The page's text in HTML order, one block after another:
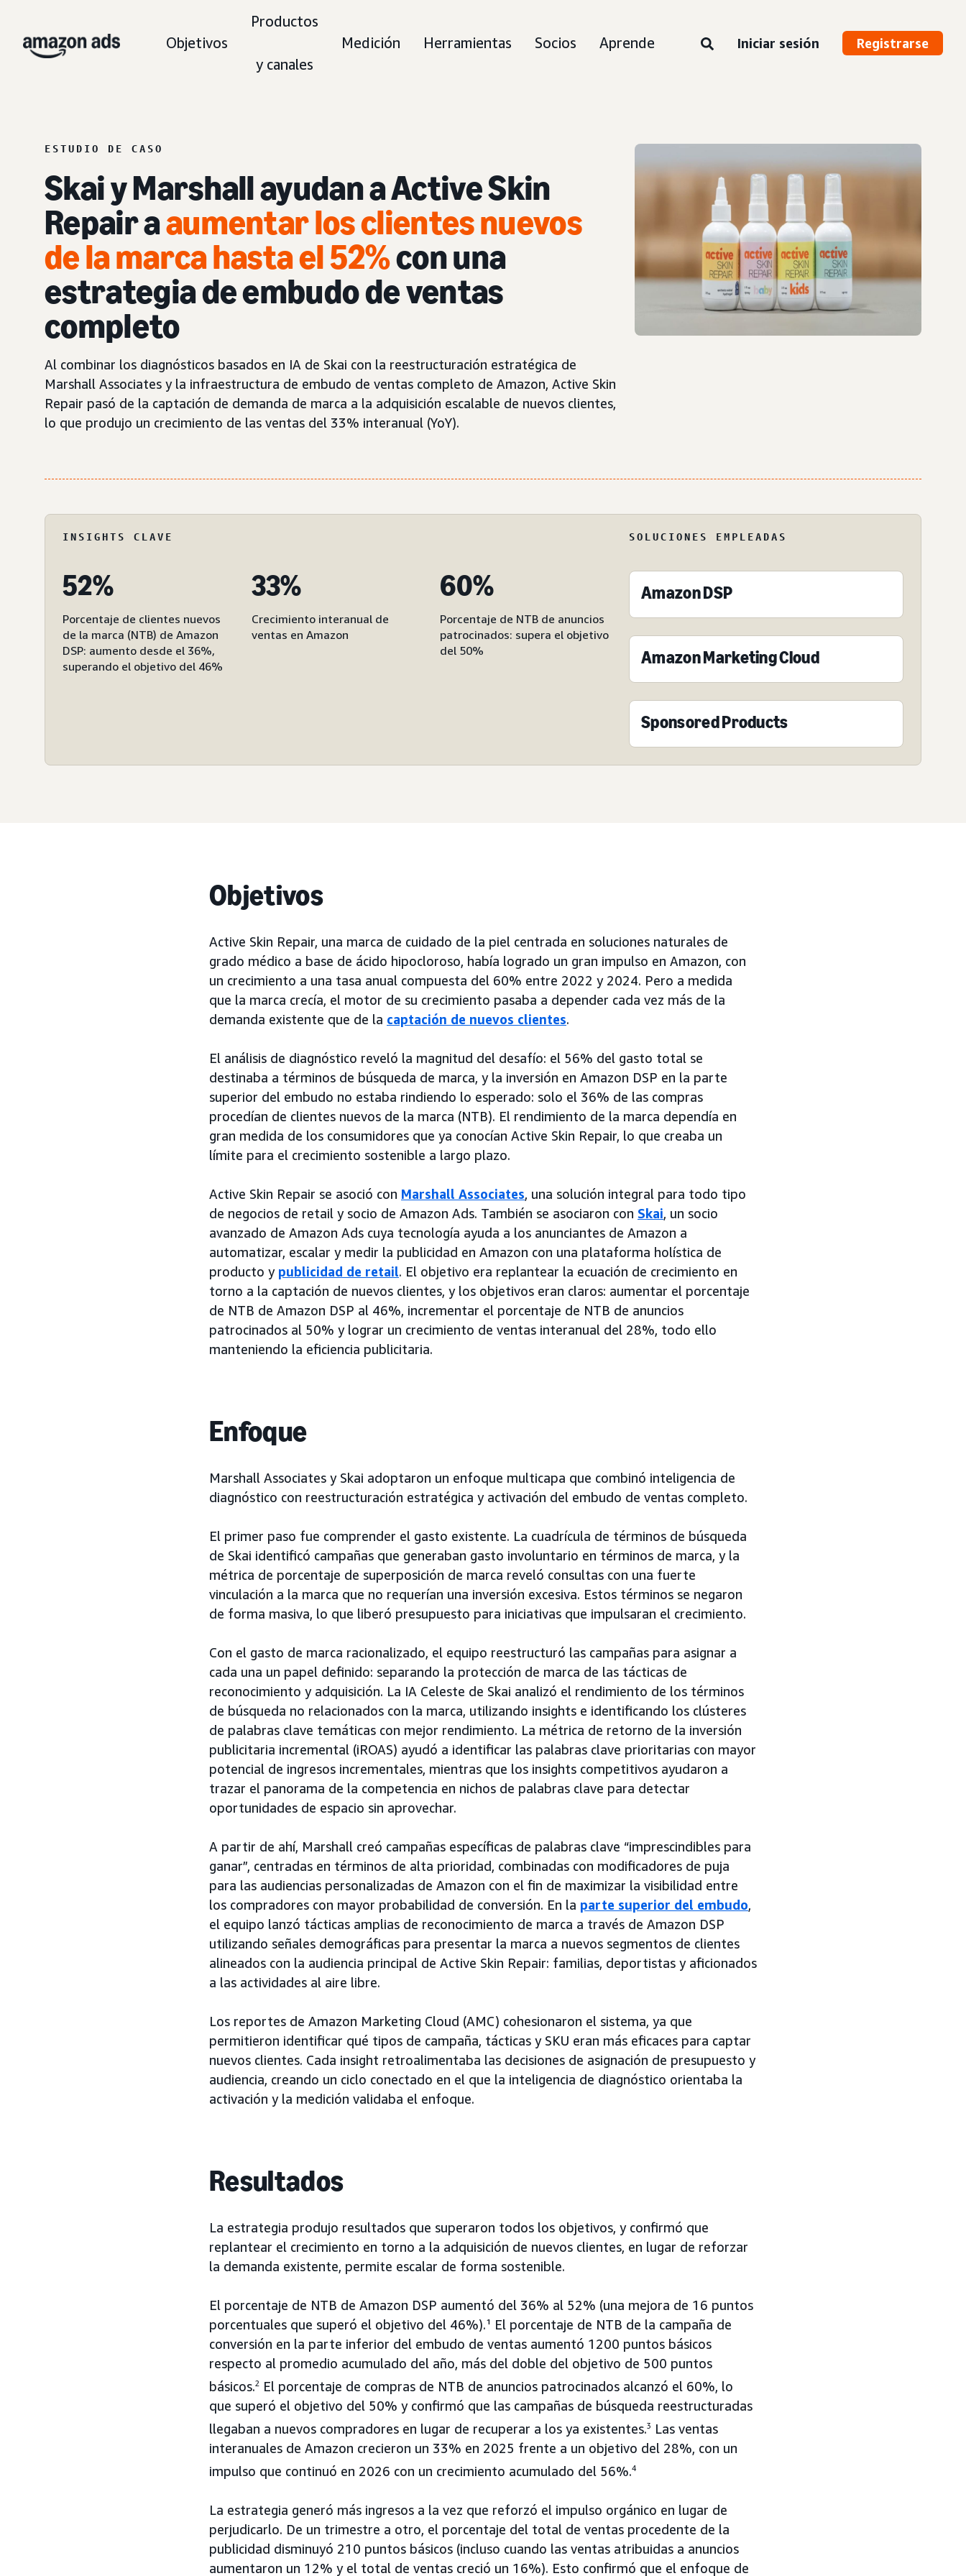
Objetivos
Productos
y canales
Medición Herramientas Socios Aprende Iniciar sesión Registrarse
ESTUDIO DE CASO
Skai y Marshall ayudan a Active Skin
Repair aaumentar los clientes nuevos
de la marca hasta el 52%con una
estrategia de embudo de ventas
completo
Al combinar los diagnósticos basados en IA de Skai con la reestructuración estratégica de
Marshall Associates y la infraestructura de embudo de ventas completo de Amazon, Active Skin
Repair pasó de la captación de demanda de marca a la adquisición escalable de nuevos clientes,
lo que produjo un crecimiento de las ventas del 33% interanual (YoY).
INSIGHTS CLAVE
52%
Porcentaje de clientes nuevos
de la marca (NTB) de Amazon
DSP: aumento desde el 36%,
superando el objetivo del 46%
33%
Crecimiento interanual de
ventas en Amazon
60%
Porcentaje de NTB de anuncios
patrocinados: supera el objetivo
del 50%
SOLUCIONES EMPLEADAS
Amazon DSP
Amazon Marketing Cloud
Sponsored Products
Objetivos
Active Skin Repair, una marca de cuidado de la piel centrada en soluciones naturales de
grado médico a base de ácido hipocloroso, había logrado un gran impulso en Amazon, con
un crecimiento a una tasa anual compuesta del 60% entre 2022 y 2024. Pero a medida
que la marca crecía, el motor de su crecimiento pasaba a depender cada vez más de la
demanda existente que de la captación de nuevos clientes.
El análisis de diagnóstico reveló la magnitud del desafío: el 56% del gasto total se
destinaba a términos de búsqueda de marca, y la inversión en Amazon DSP en la parte
superior del embudo no estaba rindiendo lo esperado: solo el 36% de las compras
procedían de clientes nuevos de la marca (NTB). El rendimiento de la marca dependía en
gran medida de los consumidores que ya conocían Active Skin Repair, lo que creaba un
límite para el crecimiento sostenible a largo plazo.
Active Skin Repair se asoció con Marshall Associates, una solución integral para todo tipo
de negocios de retail y socio de Amazon Ads. También se asociaron con Skai, un socio
avanzado de Amazon Ads cuya tecnología ayuda a los anunciantes de Amazon a
automatizar, escalar y medir la publicidad en Amazon con una plataforma holística de
producto y publicidad de retail. El objetivo era replantear la ecuación de crecimiento en
torno a la captación de nuevos clientes, y los objetivos eran claros: aumentar el porcentaje
de NTB de Amazon DSP al 46%, incrementar el porcentaje de NTB de anuncios
patrocinados al 50% y lograr un crecimiento de ventas interanual del 28%, todo ello
manteniendo la eficiencia publicitaria.
Enfoque
Marshall Associates y Skai adoptaron un enfoque multicapa que combinó inteligencia de
diagnóstico con reestructuración estratégica y activación del embudo de ventas completo.
El primer paso fue comprender el gasto existente. La cuadrícula de términos de búsqueda
de Skai identificó campañas que generaban gasto involuntario en términos de marca, y la
métrica de porcentaje de superposición de marca reveló consultas con una fuerte
vinculación a la marca que no requerían una inversión excesiva. Estos términos se negaron
de forma masiva, lo que liberó presupuesto para iniciativas que impulsaran el crecimiento.
Con el gasto de marca racionalizado, el equipo reestructuró las campañas para asignar a
cada una un papel definido: separando la protección de marca de las tácticas de
reconocimiento y adquisición. La IA Celeste de Skai analizó el rendimiento de los términos
de búsqueda no relacionados con la marca, utilizando insights e identificando los clústeres
de palabras clave temáticas con mejor rendimiento. La métrica de retorno de la inversión
publicitaria incremental (iROAS) ayudó a identificar las palabras clave prioritarias con mayor
potencial de ingresos incrementales, mientras que los insights competitivos ayudaron a
trazar el panorama de la competencia en nichos de palabras clave para detectar
oportunidades de espacio sin aprovechar.
A partir de ahí, Marshall creó campañas específicas de palabras clave “imprescindibles para
ganar”, centradas en términos de alta prioridad, combinadas con modificadores de puja
para las audiencias personalizadas de Amazon con el fin de maximizar la visibilidad entre
los compradores con mayor probabilidad de conversión. En la parte superior del embudo,
el equipo lanzó tácticas amplias de reconocimiento de marca a través de Amazon DSP
utilizando señales demográficas para presentar la marca a nuevos segmentos de clientes
alineados con la audiencia principal de Active Skin Repair: familias, deportistas y aficionados
a las actividades al aire libre.
Los reportes de Amazon Marketing Cloud (AMC) cohesionaron el sistema, ya que
permitieron identificar qué tipos de campaña, tácticas y SKU eran más eficaces para captar
nuevos clientes. Cada insight retroalimentaba las decisiones de asignación de presupuesto y
audiencia, creando un ciclo conectado en el que la inteligencia de diagnóstico orientaba la
activación y la medición validaba el enfoque.
Resultados
La estrategia produjo resultados que superaron todos los objetivos, y confirmó que
replantear el crecimiento en torno a la adquisición de nuevos clientes, en lugar de reforzar
la demanda existente, permite escalar de forma sostenible.
El porcentaje de NTB de Amazon DSP aumentó del 36% al 52% (una mejora de 16 puntos
porcentuales que superó el objetivo del 46%).¹ El porcentaje de NTB de la campaña de
conversión en la parte inferior del embudo de ventas aumentó 1200 puntos básicos
respecto al promedio acumulado del año, más del doble del objetivo de 500 puntos
básicos.2
El porcentaje de compras de NTB de anuncios patrocinados alcanzó el 60%, lo
que superó el objetivo del 50% y confirmó que las campañas de búsqueda reestructuradas
llegaban a nuevos compradores en lugar de recuperar a los ya existentes.3
Las ventas
interanuales de Amazon crecieron un 33% en 2025 frente a un objetivo del 28%, con un
impulso que continuó en 2026 con un crecimiento acumulado del 56%.4
La estrategia generó más ingresos a la vez que reforzó el impulso orgánico en lugar de
perjudicarlo. De un trimestre a otro, el porcentaje del total de ventas procedente de la
publicidad disminuyó 210 puntos básicos (incluso cuando las ventas atribuidas a anuncios
aumentaron un 12% y el total de ventas creció un 16%). Esto confirmó que el enfoque de